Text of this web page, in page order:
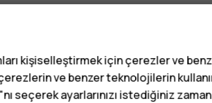
yardımcı oldu mu?
kişiselleştirmek için çerezler ve
ve benzer teknolojilerin
seçerek ayarlarınızı istediğiniz